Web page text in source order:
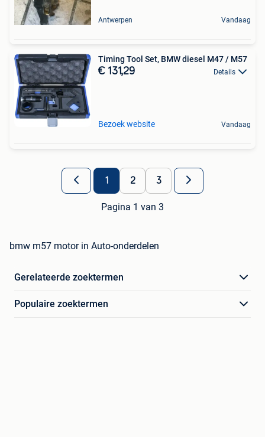
Antwerpen Vandaag
Timing Tool Set, BMW diesel M47 / M57
€ 131,29 Details
Bezoek website Vandaag
1 2 3
Pagina 1 van 3
bmw m57 motor in Auto-onderdelen
Gerelateerde zoektermen
Populaire zoektermen